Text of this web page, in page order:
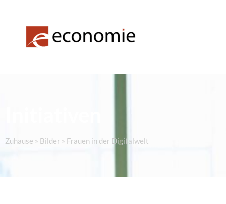
Zuhause » Bilder » Frauen in der Digitalwelt